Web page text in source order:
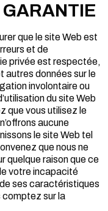
que le site Web est
et de
privée est respectée,
autres données sur le
involontaire ou
du site Web
que vous utilisez le
aucune
le site Web tel
que nous ne
quelque raison que ce
votre incapacité
de ses caractéristiques
comptez sur la